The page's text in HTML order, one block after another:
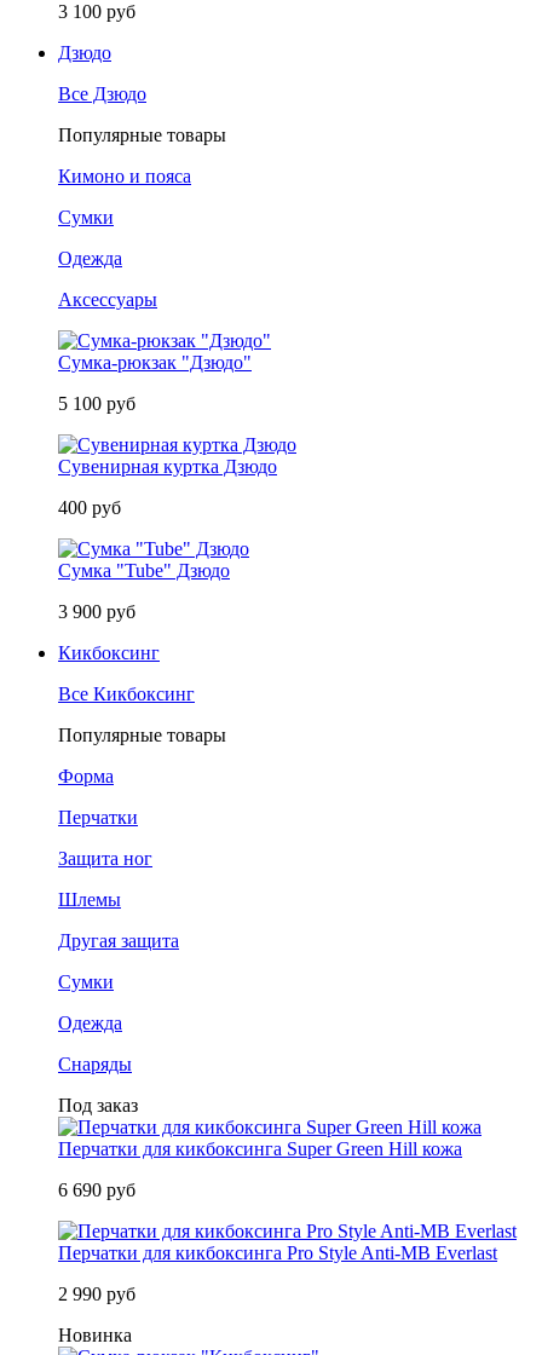
3 100 руб
Дзюдо
Все Дзюдо
Популярные товары
Кимоно и пояса
Сумки
Одежда
Аксессуары
Сумка-рюкзак "Дзюдо"
5 100 руб
Сувенирная куртка Дзюдо
400 руб
Сумка "Tube" Дзюдо
3 900 руб
Кикбоксинг
Все Кикбоксинг
Популярные товары
Форма
Перчатки
Защита ног
Шлемы
Другая защита
Сумки
Одежда
Снаряды
Под заказ
Перчатки для кикбоксинга Super Green Hill кожа
6 690 руб
Перчатки для кикбоксинга Pro Style Anti-MB Everlast
2 990 руб
Новинка